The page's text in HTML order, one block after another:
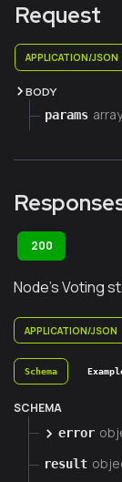
Request
APPLICATION/JSON
BODY
params array
200
Node's Voting
APPLICATION/JSON
Schema
SCHEMA
error
result